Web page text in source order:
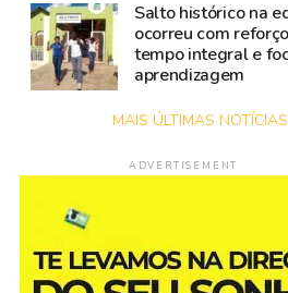
Salto histórico na
ocorreu com
tempo integral e
aprendizagem
MAIS ÚLTIMAS NOTÍCIAS
ADVERTISEMENT